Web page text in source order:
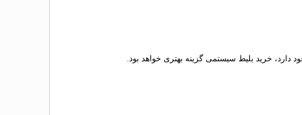
دارد، خرید بلیط سیستمی گزینه بهتری خواهد بود.